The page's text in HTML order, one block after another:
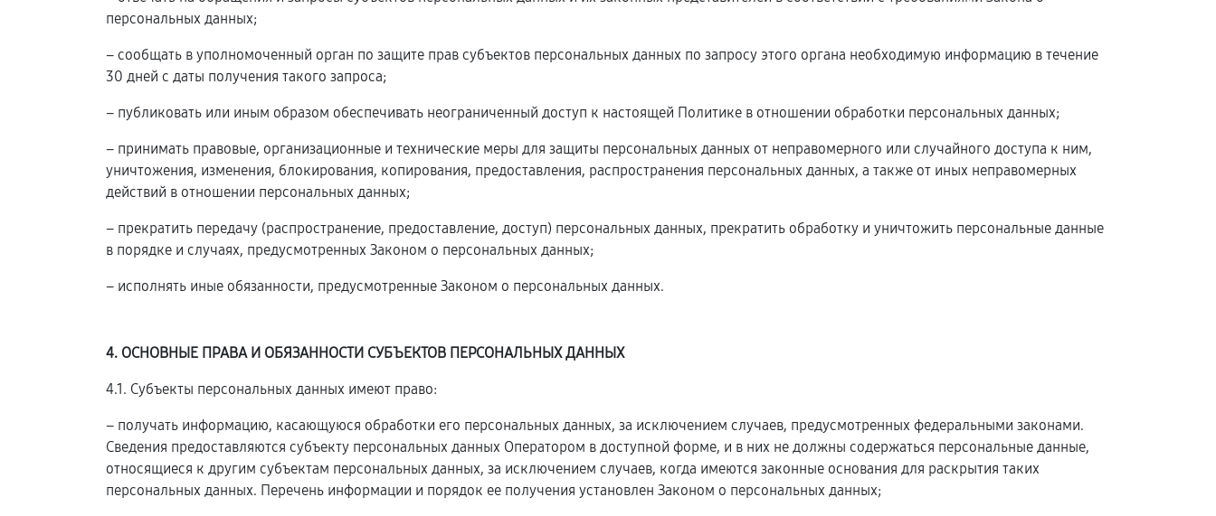
персональных данных;
– сообщать в уполномоченный орган по защите прав субъектов персональных данных по запросу этого органа необходимую информацию в течение
30 дней с даты получения такого запроса;
– публиковать или иным образом обеспечивать неограниченный доступ к настоящей Политике в отношении обработки персональных данных;
– принимать правовые, организационные и технические меры для защиты персональных данных от неправомерного или случайного доступа к ним,
уничтожения, изменения, блокирования, копирования, предоставления, распространения персональных данных, а также от иных неправомерных
действий в отношении персональных данных;
– прекратить передачу (распространение, предоставление, доступ) персональных данных, прекратить обработку и уничтожить персональные данные
в порядке и случаях, предусмотренных Законом о персональных данных;
– исполнять иные обязанности, предусмотренные Законом о персональных данных.
4. ОСНОВНЫЕ ПРАВА И ОБЯЗАННОСТИ СУБЪЕКТОВ ПЕРСОНАЛЬНЫХ ДАННЫХ
4.1. Субъекты персональных данных имеют право:
– получать информацию, касающуюся обработки его персональных данных, за исключением случаев, предусмотренных федеральными законами.
Сведения предоставляются субъекту персональных данных Оператором в доступной форме, и в них не должны содержаться персональные данные,
относящиеся к другим субъектам персональных данных, за исключением случаев, когда имеются законные основания для раскрытия таких
персональных данных. Перечень информации и порядок ее получения установлен Законом о персональных данных;